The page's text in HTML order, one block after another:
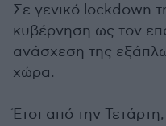
Σε γενικό lockdown
κυβέρνηση ως τον
ανάσχεση της
χώρα.
Έτσι από την